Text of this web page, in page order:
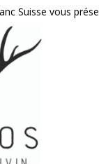
Suisse vous